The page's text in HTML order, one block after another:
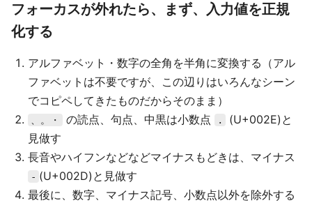
フォーカスが外れたら、まず、入力値を正規
化する
アルファベット・数字の全角を半角に変換する（アル
ファベットは不要ですが、この辺りはいろんなシーン
でコピペしてきたものだからそのまま）
、。・ の読点、句点、中黒は小数点 .
(U+002E)と
見做す
長音やハイフンなどなどマイナスもどきは、マイナス
- (U+002D)と見做す
最後に、数字、マイナス記号、小数点以外を除外する